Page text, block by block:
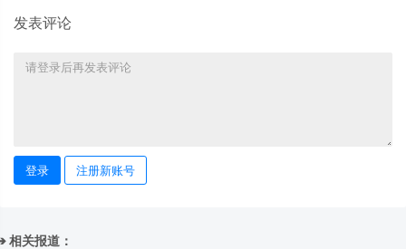
发表评论
登录 注册新账号
相关报道：